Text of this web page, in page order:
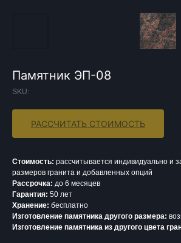
Памятник ЭП-08
SKU:
РАССЧИТАТЬ СТОИМОСТЬ
Стоимость: рассчитывается индивидуально и
размеров гранита и добавленных опций
Рассрочка: до 6 месяцев
Гарантия: 50 лет
Хранение: бесплатно
Изготовление памятника другого размера:
Изготовление памятника из другого цвета